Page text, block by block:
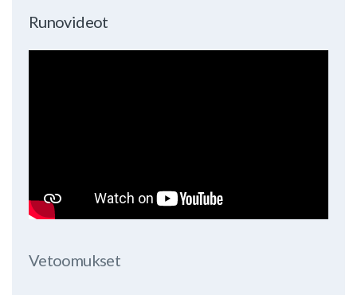
Runovideot
Vetoomukset